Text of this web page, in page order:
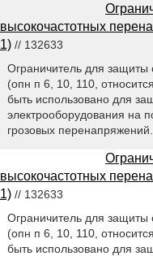
высокочастотных
1) // 132633
Ограничитель для защиты
(опн п 6, 10, 110,
быть использовано для
электрооборудования на
грозовых перенапряжений.
высокочастотных
1) // 132633
Ограничитель для защиты
(опн п 6, 10, 110,
быть использовано для